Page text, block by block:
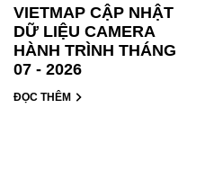
VIETMAP CẬP NHẬT
DỮ LIỆU CAMERA
HÀNH TRÌNH THÁNG
07 - 2026
ĐỌC THÊM